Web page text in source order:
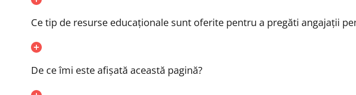
Ce tip de resurse educaționale sunt oferite pentru a pregăti angajații
De ce îmi este afișată această pagină?